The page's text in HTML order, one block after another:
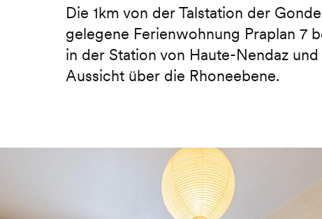
Die 1km von der Talstation der
gelegene Ferienwohnung Praplan 7
in der Station von Haute-Nendaz
Aussicht über die Rhoneebene.